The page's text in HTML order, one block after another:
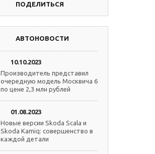
ПОДЕЛИТЬСЯ
АВТОНОВОСТИ
10.10.2023
Производитель представил
очередную модель Москвича 6
по цене 2,3 млн рублей
01.08.2023
Новые версии Skoda Scala и
Skoda Kamiq: совершенство в
каждой детали